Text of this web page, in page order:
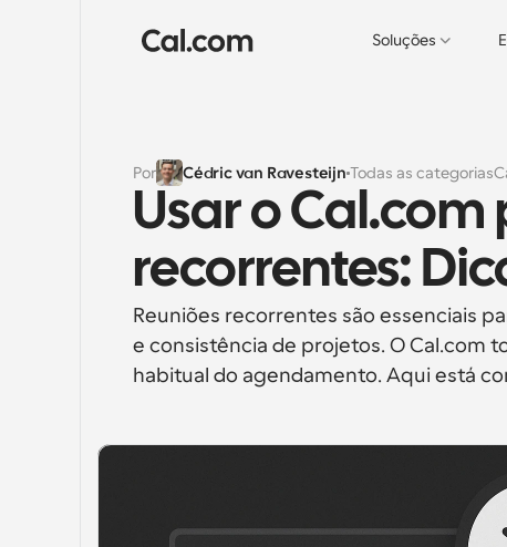
Soluções
Por Cédric van Ravesteijn Todas as categorias
Usar o
recorrentes:
Reuniões recorrentes são essenciais
e consistência de projetos. O Cal.com
habitual do agendamento. Aqui está